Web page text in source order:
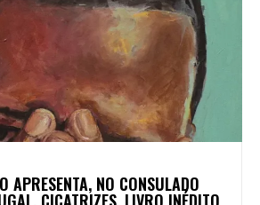
APRESENTA, NO CONSULADO